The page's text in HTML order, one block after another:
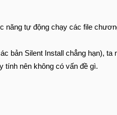
tự động chạy các file
bản Silent Install chẳng hạn), ta
tính nên không có vấn đề gì.